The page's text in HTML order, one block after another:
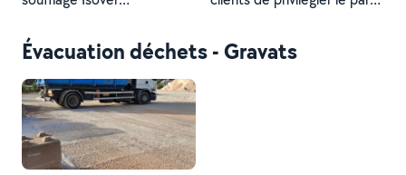
élément essentiel pour
Évacuation déchets - Gravats